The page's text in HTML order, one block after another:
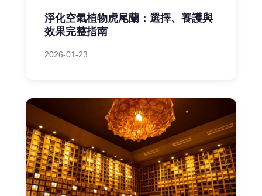
淨化空氣植物虎尾蘭：選擇、養護與
效果完整指南
2026-01-23